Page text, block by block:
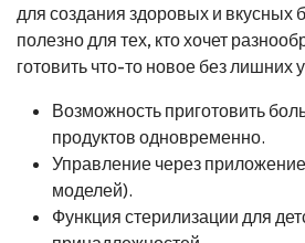
для создания здоровых и вкусных
полезно для тех, кто хочет
готовить что-то новое без лишних
Возможность приготовить
продуктов одновременно.
Управление через
моделей).
Функция стерилизации для